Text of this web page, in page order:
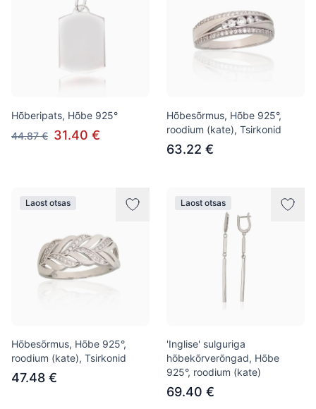
Hõberipats, Hõbe 925°
44.87 € 31.40 €
Hõbesõrmus, Hõbe 925°,
roodium (kate), Tsirkonid
63.22 €
Laost otsas
Hõbesõrmus, Hõbe 925°,
roodium (kate), Tsirkonid
47.48 €
Laost otsas
'Inglise' sulguriga
hõbekõrverõngad, Hõbe
925°, roodium (kate)
69.40 €